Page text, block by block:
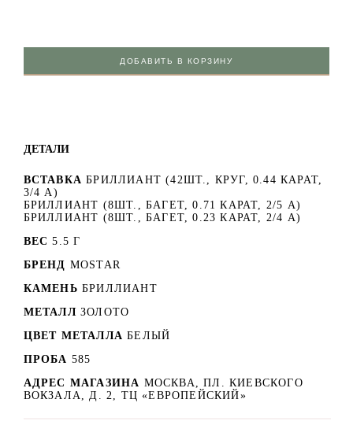
ДОБАВИТЬ В КОРЗИНУ
ДЕТАЛИ
ВСТАВКА БРИЛЛИАНТ (42ШТ., КРУГ, 0.44 КАРАТ,
3/4 А)
БРИЛЛИАНТ (8ШТ., БАГЕТ, 0.71 КАРАТ, 2/5 А)
БРИЛЛИАНТ (8ШТ., БАГЕТ, 0.23 КАРАТ, 2/4 А)
ВЕС 5.5 Г
БРЕНД MOSTAR
КАМЕНЬ БРИЛЛИАНТ
МЕТАЛЛ ЗОЛОТО
ЦВЕТ МЕТАЛЛА БЕЛЫЙ
ПРОБА 585
АДРЕС МАГАЗИНА МОСКВА, ПЛ. КИЕВСКОГО
ВОКЗАЛА, Д. 2, ТЦ «ЕВРОПЕЙСКИЙ»